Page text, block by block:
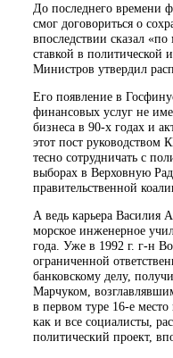
До последнего времени
смог договориться о
впоследствии сказал
ставкой в политической
Министров утвердил
Его появление в
финансовых услуг не
бизнеса в 90-х годах и
этот пост
тесно сотрудничать с
выборах в Верховную
правительственной
А ведь карьера Василия
морское инженерное
года. Уже в 1992 г. г-н
ограниченной
банковскому делу,
Марчуком,
в первом туре 16-е
как и все социалисты,
политический проект,